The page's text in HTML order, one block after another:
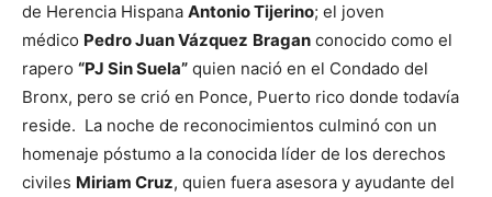
de Herencia Hispana Antonio Tijerino; el joven
médico Pedro Juan Vázquez Bragan conocido como el
rapero “PJ Sin Suela” quien nació en el Condado del
Bronx, pero se crió en Ponce, Puerto rico donde todavía
reside. La noche de reconocimientos culminó con un
homenaje póstumo a la conocida líder de los derechos
civiles Miriam Cruz, quien fuera asesora y ayudante del